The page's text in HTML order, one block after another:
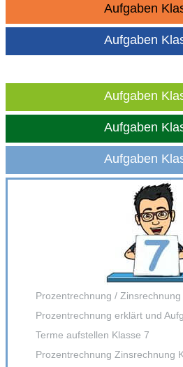
Aufgaben
Aufgaben
Aufgaben
Aufgaben
Aufgaben
Prozentrechnung / Zinsrechnung
Prozentrechnung erklärt und
Terme aufstellen Klasse 7
Prozentrechnung Zinsrechnung